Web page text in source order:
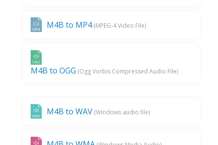
M4B to MP4(MPEG-4 Video File)
M4B to OGG (Ogg Vorbis Compressed Audio File)
M4B to WAV (Windows audio file)